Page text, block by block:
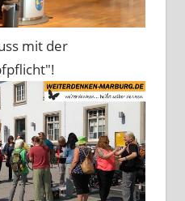
mit der